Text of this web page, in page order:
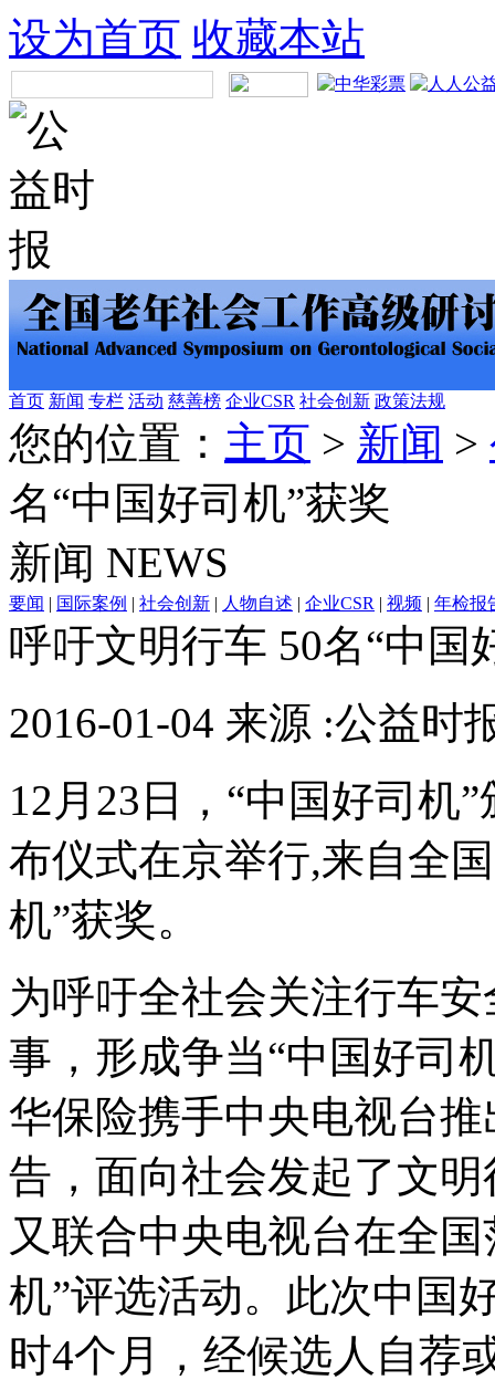
设为首页 收藏本站
首页 新闻 专栏 活动 慈善榜 企业CSR 社会创新 政策法规
您的位置： 主页 > 新闻 >
名“中国好司机”获奖
新闻 NEWS
要闻 | 国际案例 | 社会创新 | 人物自述 | 企业CSR | 视频 | 年检报
呼吁文明行车 50名“中国
2016-01-04 来源 :公益时
12月23日，“中国好司机
布仪式在京举行,来自全
机”获奖。
为呼吁全社会关注行车
事，形成争当“中国好司
华保险携手中央电视台
告，面向社会发起了文
又联合中央电视台在全
机”评选活动。此次中国
时4个月，经候选人自荐